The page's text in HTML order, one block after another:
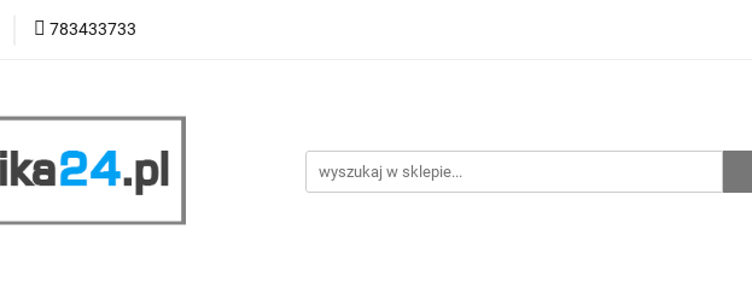
783433733
Łazienka
Wyprzedaż WYCENA ZESTAWÓW